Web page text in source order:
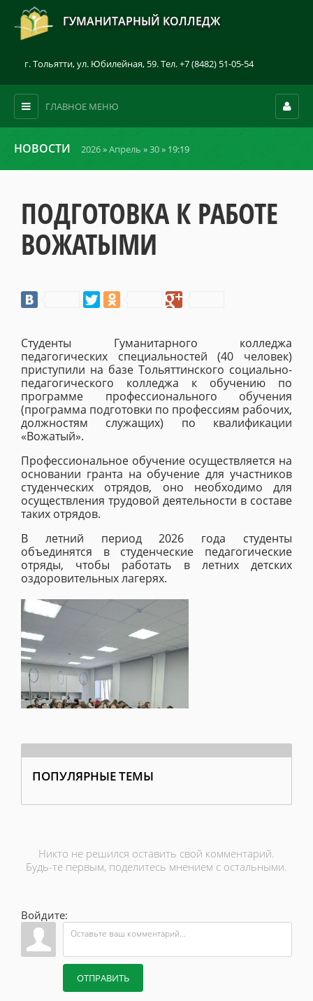
ГУМАНИТАРНЫЙ КОЛЛЕДЖ
г. Тольятти, ул. Юбилейная, 59. Тел. +7 (8482) 51-05-54
ГЛАВНОЕ МЕНЮ
НОВОСТИ 2026»Апрель »30» 19:19
ПОДГОТОВКА К РАБОТЕ
ВОЖАТЫМИ
Студенты Гуманитарного колледжа
педагогических специальностей (40 человек)
приступили на базе Тольяттинского социально-
педагогического колледжа к обучению по
программе профессионального обучения
(программа подготовки по профессиям рабочих,
должностям служащих) по квалификации
«Вожатый».
Профессиональное обучение осуществляется на
основании гранта на обучение для участников
студенческих отрядов, оно необходимо для
осуществления трудовой деятельности в составе
таких отрядов.
В летний период 2026 года студенты
объединятся в студенческие педагогические
отряды, чтобы работать в летних детских
оздоровительных лагерях.
ПОПУЛЯРНЫЕ ТЕМЫ
Никто не решился оставить свой комментарий.
Будь-те первым, поделитесь мнением с остальными.
Войдите:
ОТПРАВИТЬ